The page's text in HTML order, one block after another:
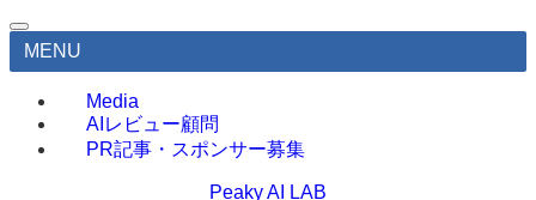
MENU
Media
AIレビュー顧問
PR記事・スポンサー募集
Peaky AI LAB